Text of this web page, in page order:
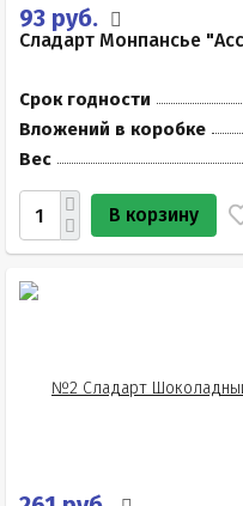
93 руб.
Сладарт Монпансье
Срок годности
Вложений в коробке
Вес
В корзину